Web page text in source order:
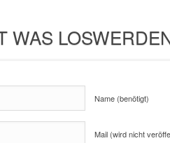
WAS
Name (benötigt)
Mail (wird nicht